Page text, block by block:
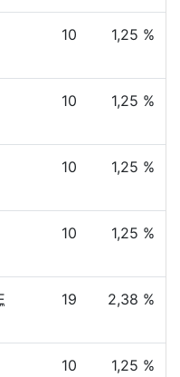
10 1,25 %
10 1,25 %
10 1,25 %
10 1,25 %
19 2,38 %
10 1,25 %